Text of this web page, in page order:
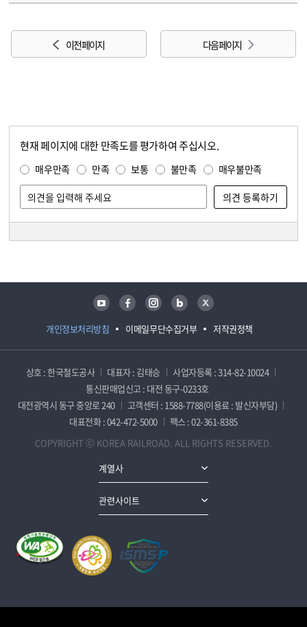
이전 페이지 다음 페이지
현재 페이지에 대한 만족도를 평가하여 주십시오.
매우만족 만족 보통 불만족 매우불만족
개인정보처리방침 이메일무단수집거부 저작권정책
유튜브 페이스북 인스타그램 블로그 트위터
상호 : 한국철도공사 대표자 : 김태승
사업자등록 : 314-82-10024
통신판매업신고 : 대전 동구-0233호
대전광역시 동구 중앙로 240
고객센터 : 1588-7788(이용료 : 발신자부담)
대표전화 : 042-472-5000
팩스 : 02-361-8385
COPYRIGHT ⓒ KOREA RAILROAD. ALL RIGHTS RESERVED.
계열사
관련사이트